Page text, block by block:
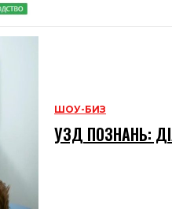
ШОУ-БИЗ
УЗД ПОЗНАНЬ: